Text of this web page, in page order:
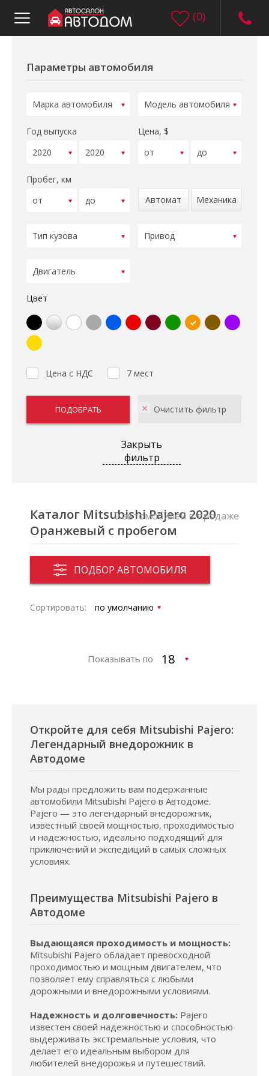
(0)
Параметры автомобиля
Год выпуска Цена, $
Пробег, км
Автомат
Механика
Цвет
Цена с НДС 7 мест
Закрыть
фильтр
Каталог Mitsubishi Pajero 2020
Оранжевый с пробегом
ПОДБОР АВТОМОБИЛЯ
0 автомобилей в продаже
Сортировать:
Показывать по
Откройте для себя Mitsubishi Pajero:
Легендарный внедорожник в
Автодоме
Мы рады предложить вам подержанные
автомобили Mitsubishi Pajero в Автодоме.
Pajero — это легендарный внедорожник,
известный своей мощностью, проходимостью
и надежностью, идеально подходящий для
приключений и экспедиций в самых сложных
условиях.
Преимущества Mitsubishi Pajero в
Автодоме
Выдающаяся проходимость и мощность:
Mitsubishi Pajero обладает превосходной
проходимостью и мощным двигателем, что
позволяет ему справляться с любыми
дорожными и внедорожными условиями.
Надежность и долговечность: Pajero
известен своей надежностью и способностью
выдерживать экстремальные условия, что
делает его идеальным выбором для
любителей внедорожья и путешествий.